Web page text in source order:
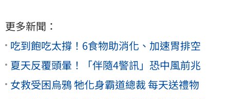
更多新聞：
吃到飽吃太撐！6食物助消化、加速胃排空
夏天反覆頭暈！「伴隨4警訊」恐中風前兆
女救受困烏鴉 牠化身霸道總裁 每天送禮物